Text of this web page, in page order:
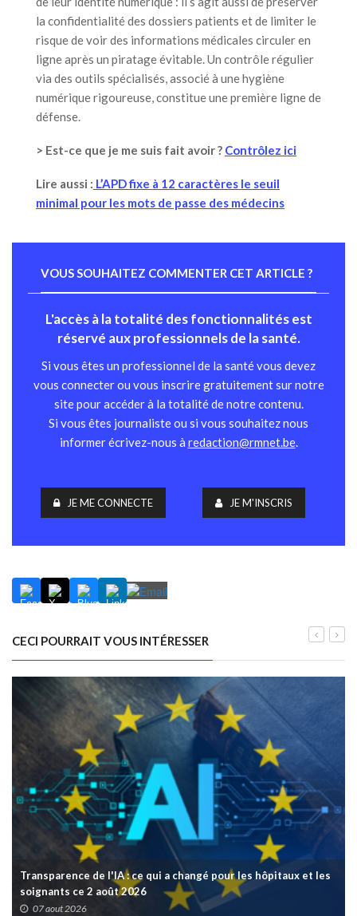
la confidentialité des dossiers patients et de limiter le
risque de voir des informations médicales circuler en
ligne après un piratage évitable. Un contrôle régulier
via des outils spécialisés, associé à une hygiène
numérique rigoureuse, constitue une première ligne de
défense.
> Est-ce que je me suis fait avoir ? Contrôlez ici
Lire aussi : L’APD fixe à 12 caractères le seuil
minimal pour les mots de passe des médecins
VOUS SOUHAITEZ COMMENTER CET ARTICLE ?
L'accès à la totalité des fonctionnalités est
réservé aux professionnels de la santé.
Si vous êtes un professionnel de la santé vous devez
vous connecter ou vous inscrire gratuitement sur notre
site pour accéder à la totalité de notre contenu.
Si vous êtes journaliste ou si vous souhaitez nous
informer écrivez-nous à redaction@rmnet.be.
JE ME CONNECTE JE M'INSCRIS
CECI POURRAIT VOUS INTÉRESSER
Transparence de l'IA : ce qui a changé pour les hôpitaux et les
soignants ce 2 août 2026
07 aout 2026